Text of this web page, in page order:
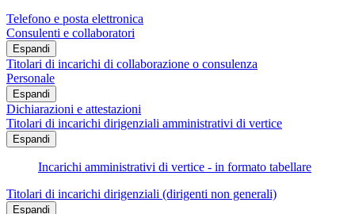
Telefono e posta elettronica
Consulenti e collaboratori
Espandi
Titolari di incarichi di collaborazione o consulenza
Personale
Espandi
Dichiarazioni e attestazioni
Titolari di incarichi dirigenziali amministrativi di vertice
Espandi
Incarichi amministrativi di vertice - in formato tabellare
Titolari di incarichi dirigenziali (dirigenti non generali)
Espandi